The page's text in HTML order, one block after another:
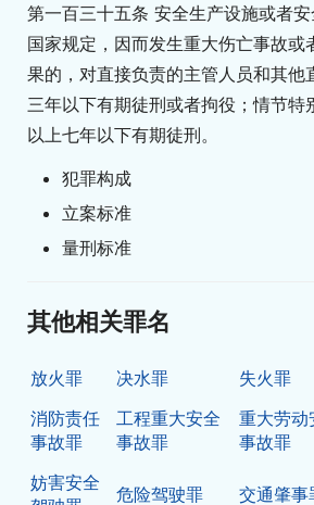
第一百三十五条 安全生产设施或者
国家规定，因而发生重大伤亡事故或
果的，对直接负责的主管人员和其他
三年以下有期徒刑或者拘役；情节特
以上七年以下有期徒刑。
犯罪构成
立案标准
量刑标准
其他相关罪名
放火罪 决水罪 失火罪
消防责任
事故罪
工程重大安全
事故罪
重大劳动
事故罪
妨害安全
危险驾驶罪 交通肇事